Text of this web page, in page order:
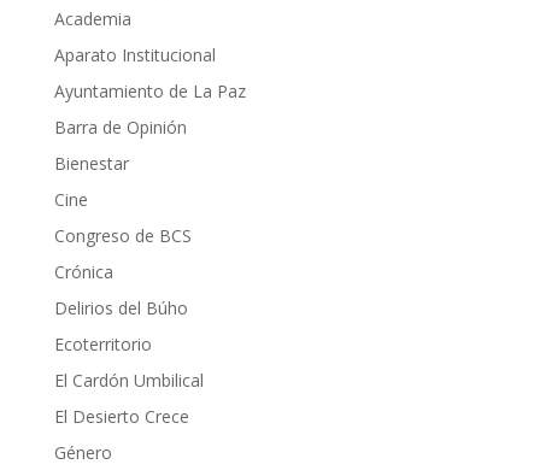
Academia
Aparato Institucional
Ayuntamiento de La Paz
Barra de Opinión
Bienestar
Cine
Congreso de BCS
Crónica
Delirios del Búho
Ecoterritorio
El Cardón Umbilical
El Desierto Crece
Género